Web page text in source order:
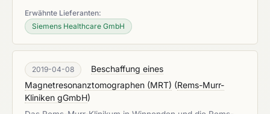
Erwähnte Lieferanten:
Siemens Healthcare GmbH
2019-04-08
Beschaffung eines
Magnetresonanztomographen (MRT) (Rems-Murr-
Kliniken gGmbH)